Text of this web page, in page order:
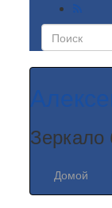
Зеркало
Домой